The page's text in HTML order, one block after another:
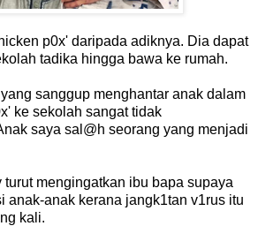
p0x' daripada adiknya. Dia dapat
tadika hingga bawa ke rumah.
sanggup menghantar anak dalam
ke sekolah sangat tidak
saya sal@h seorang yang menjadi
turut mengingatkan ibu bapa supaya
anak-anak kerana jangk1tan v1rus itu
kali.